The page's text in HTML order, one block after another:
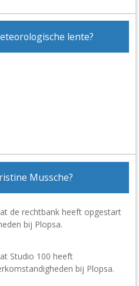
lente?
Mussche?
de rechtbank heeft opgestart
bij Plopsa.
Studio 100 heeft
bij Plopsa.